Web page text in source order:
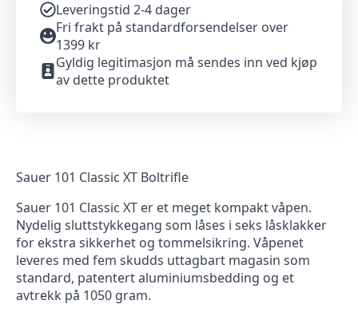
Leveringstid 2-4 dager
Fri frakt på standardforsendelser over
1399 kr
Gyldig legitimasjon må sendes inn ved kjøp
av dette produktet
Sauer 101 Classic XT Boltrifle
Sauer 101 Classic XT er et meget kompakt våpen.
Nydelig sluttstykkegang som låses i seks låsklakker
for ekstra sikkerhet og tommelsikring. Våpenet
leveres med fem skudds uttagbart magasin som
standard, patentert aluminiumsbedding og et
avtrekk på 1050 gram.